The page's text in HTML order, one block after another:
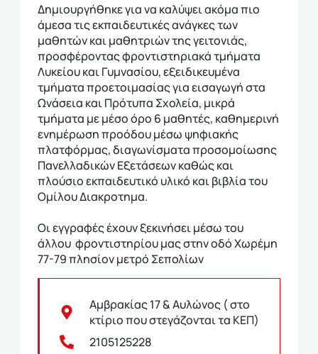
Δημιουργήθηκε για να καλύψει ακόμα πιο
άμεσα τις εκπαιδευτικές ανάγκες των
μαθητών και μαθητριών της γειτονιάς,
προσφέροντας φροντιστηριακά τμήματα
Λυκείου και Γυμνασίου, εξειδικευμένα
τμήματα προετοιμασίας για εισαγωγή στα
Ωνάσεια και Πρότυπα Σχολεία, μικρά
τμήματα με μέσο όρο 6 μαθητές, καθημερινή
ενημέρωση προόδου μέσω ψηφιακής
πλατφόρμας, διαγωνίσματα προσομοίωσης
Πανελλαδικών Εξετάσεων καθώς και
πλούσιο εκπαιδευτικό υλικό και βιβλία του
Ομίλου Διακροτημα.
Οι εγγραφές έχουν ξεκινήσει μέσω του
άλλου φροντιστηρίου μας στην οδό Χωρέμη
77-79 πλησίον μετρό Σεπολίων
Αμβρακίας 17 & Αυλώνος ( στο
κτίριο που στεγάζονται τα ΚΕΠ)
2105125228